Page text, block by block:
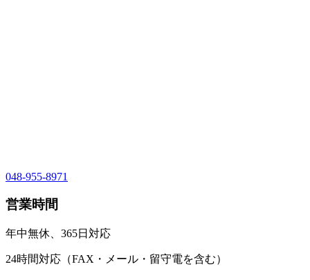
048-955-8971
営業時間
年中無休、365日対応
24時間対応（FAX・メール・留守電を含む）